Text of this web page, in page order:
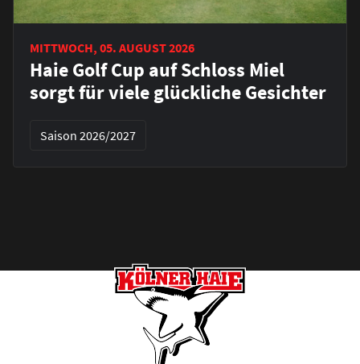
MITTWOCH, 05. AUGUST 2026
Haie Golf Cup auf Schloss Miel
sorgt für viele glückliche Gesichter
Saison 2026/2027